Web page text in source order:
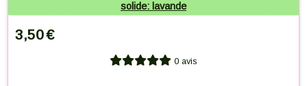
solide: lavande
3,50€
0 avis